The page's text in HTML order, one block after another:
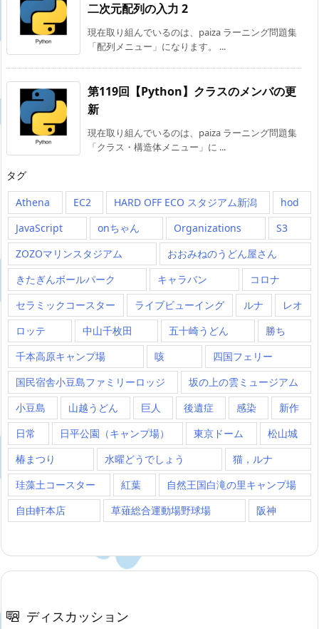
二次元配列の入力 2
現在取り組んでいるのは、paiza ラーニング問題集
「配列メニュー」になります。 ...
第119回【Python】クラスのメンバの更
新
現在取り組んでいるのは、paiza ラーニング問題集
「クラス・構造体メニュー」に ...
タグ
Athena
EC2 HARD OFF ECO スタジアム新潟
hod
JavaScript
onちゃん Organizations
S3
ZOZOマリンスタジアム
おおみねのうどん屋さん
きたぎんボールパーク
キャラバン
コロナ
セラミックコースター
ライブビューイング ルナ
レオ
ロッテ
中山千枚田 五十崎うどん
勝ち
千本高原キャンプ場
咳
四国フェリー
国民宿舎小豆島ファミリーロッジ
坂の上の雲ミュージアム
小豆島
山越うどん 巨人 後遺症 感染
新作
日常
日平公園（キャンプ場） 東京ドーム
松山城
椿まつり
水曜どうでしょう
猫，ルナ
珪藻土コースター
紅葉
自然王国白滝の里キャンプ場
自由軒本店
草薙総合運動場野球場 阪神
ディスカッション